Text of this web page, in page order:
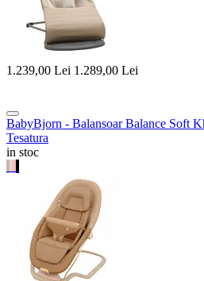
1.239,00 Lei 1.289,00 Lei
BabyBjorn - Balansoar Balance Soft
Tesatura
in stoc